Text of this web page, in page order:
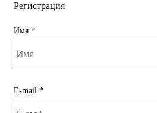
Регистрация
Имя *
E-mail *